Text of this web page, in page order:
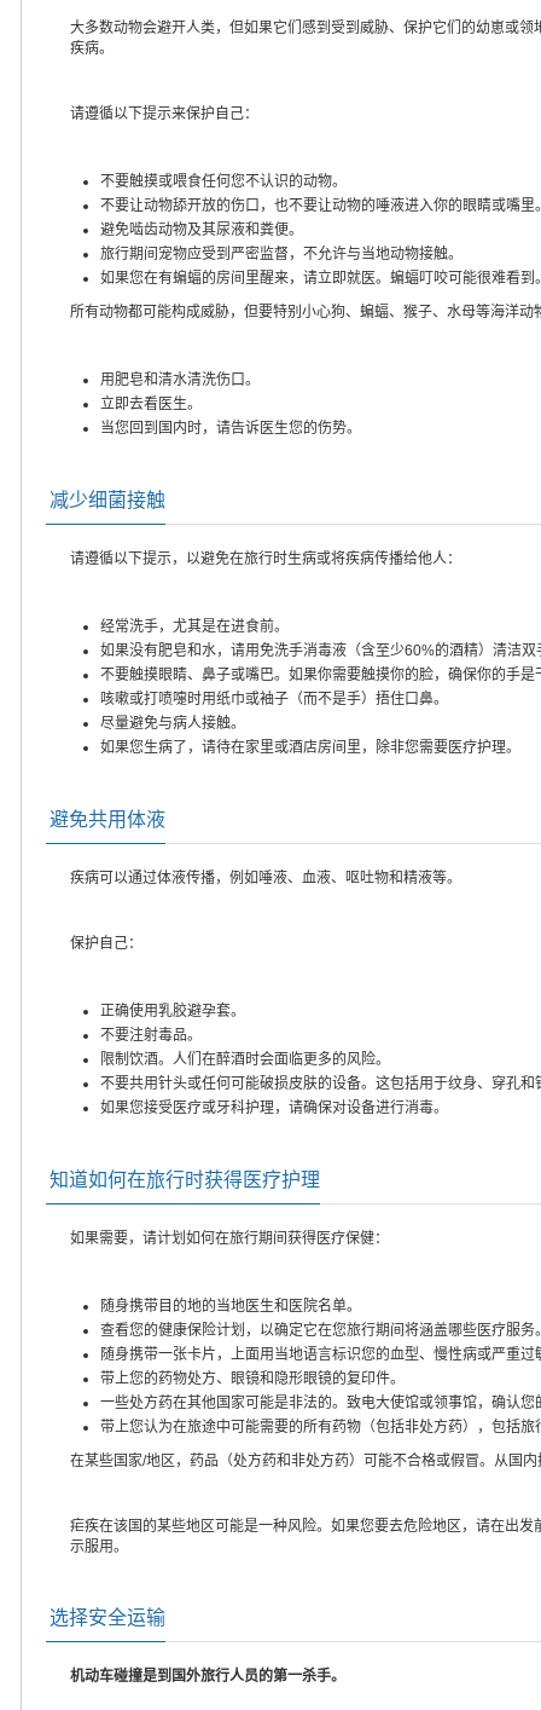
大多数动物会避开人类，但如果它们感到受到威胁、保护它们的幼崽或
疾病。
请遵循以下提示来保护自己：
不要触摸或喂食任何您不认识的动物。
不要让动物舔开放的伤口，也不要让动物的唾液进入你的眼睛或嘴里
避免啮齿动物及其尿液和粪便。
旅行期间宠物应受到严密监督，不允许与当地动物接触。
如果您在有蝙蝠的房间里醒来，请立即就医。蝙蝠叮咬可能很难看到
所有动物都可能构成威胁，但要特别小心狗、蝙蝠、猴子、水母等海洋
用肥皂和清水清洗伤口。
立即去看医生。
当您回到国内时，请告诉医生您的伤势。
减少细菌接触
请遵循以下提示，以避免在旅行时生病或将疾病传播给他人：
经常洗手，尤其是在进食前。
如果没有肥皂和水，请用免洗手消毒液（含至少60%的酒精）清洁双
不要触摸眼睛、鼻子或嘴巴。如果你需要触摸你的脸，确保你的手是
咳嗽或打喷嚏时用纸巾或袖子（而不是手）捂住口鼻。
尽量避免与病人接触。
如果您生病了，请待在家里或酒店房间里，除非您需要医疗护理。
避免共用体液
疾病可以通过体液传播，例如唾液、血液、呕吐物和精液等。
保护自己：
正确使用乳胶避孕套。
不要注射毒品。
限制饮酒。人们在醉酒时会面临更多的风险。
不要共用针头或任何可能破损皮肤的设备。这包括用于纹身、穿孔和
如果您接受医疗或牙科护理，请确保对设备进行消毒。
知道如何在旅行时获得医疗护理
如果需要，请计划如何在旅行期间获得医疗保健：
随身携带目的地的当地医生和医院名单。
查看您的健康保险计划，以确定它在您旅行期间将涵盖哪些医疗服
随身携带一张卡片，上面用当地语言标识您的血型、慢性病或严重
带上您的药物处方、眼镜和隐形眼镜的复印件。
一些处方药在其他国家可能是非法的。致电大使馆或领事馆，确认
带上您认为在旅途中可能需要的所有药物（包括非处方药），包括
在某些国家/地区，药品（处方药和非处方药）可能不合格或假冒。从国
疟疾在该国的某些地区可能是一种风险。如果您要去危险地区，请在出
示服用。
选择安全运输
机动车碰撞是到国外旅行人员的第一杀手。